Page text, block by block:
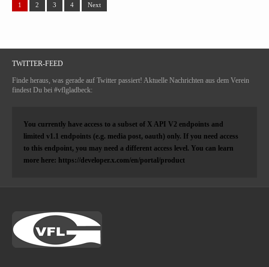
1 2 3 4 Next
TWITTER-FEED
Finde heraus, was gerade auf Twitter passiert! Aktuelle Nachrichten aus dem Verein
findest Du bei #vflgladbeck:
You currently have access to a subset of X API V2 endpoints and
limited v1.1 endpoints (e.g. media post, oauth) only. If you need access
to this endpoint, you may need a different access level. You can learn
more here: https://developer.x.com/en/portal/product